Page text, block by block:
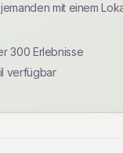
mit einem
300 Erlebnisse
verfügbar